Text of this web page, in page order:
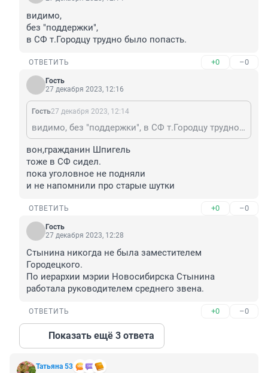
видимо,
без "поддержки",
в СФ т.Городцу трудно было попасть.
ОТВЕТИТЬ +0 –0
Гость
27 декабря 2023, 12:16
Гость27 декабря 2023, 12:14
видимо, без "поддержки", в СФ т.Городцу трудно было попасть.
вон,гражданин Шпигель
тоже в СФ сидел.
пока уголовное не подняли
и не напомнили про старые шутки
ОТВЕТИТЬ +0 –0
Гость
27 декабря 2023, 12:28
Стынина никогда не была заместителем
Городецкого.
По иерархии мэрии Новосибирска Стынина
работала руководителем среднего звена.
ОТВЕТИТЬ +0 –0
Показать ещё 3 ответа
Татьяна 53